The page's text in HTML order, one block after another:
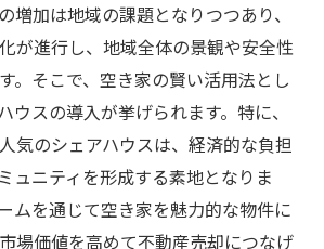
増加は地域の課題となりつつあり、
が進行し、地域全体の景観や安全性
。そこで、空き家の賢い活用法とし
ウスの導入が挙げられます。特に、
気のシェアハウスは、経済的な負担
ュニティを形成する素地となりま
ムを通じて空き家を魅力的な物件に
場価値を高めて不動産売却につなげ